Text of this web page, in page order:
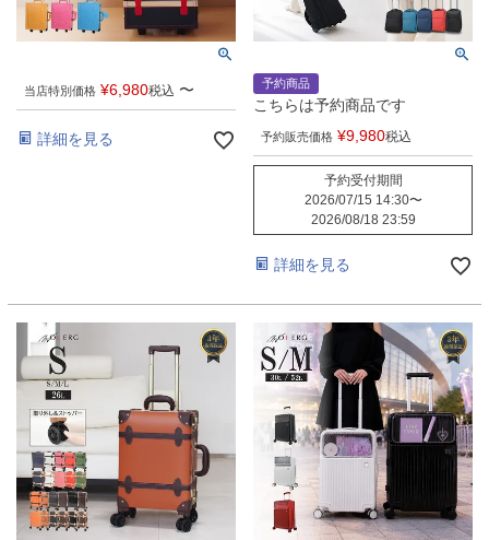
当店特別価格 ¥6,980税込 〜
詳細を見る
予約商品
こちらは予約商品です
予約販売価格 ¥9,980税込
予約受付期間
2026/07/15 14:30〜
2026/08/18 23:59
詳細を見る